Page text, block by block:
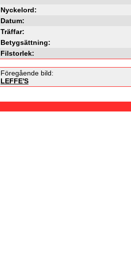
Nyckelord:
Datum:
Träffar:
Betygsättning:
Filstorlek:
Föregående bild:
LEFFE'S